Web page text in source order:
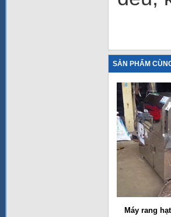
SẢN PHẨM
Máy rang